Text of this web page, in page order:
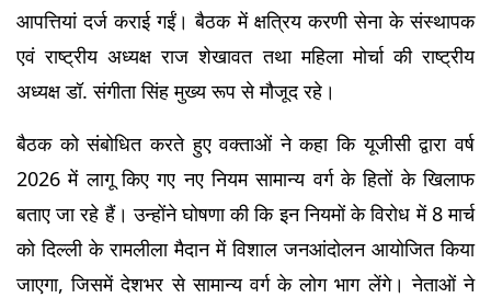
आपत्तियां दर्ज कराई गईं। बैठक में क्षत्रिय करणी सेना के संस्थापक
एवं राष्ट्रीय अध्यक्ष राज शेखावत तथा महिला मोर्चा की राष्ट्रीय
अध्यक्ष डॉ. संगीता सिंह मुख्य रूप से मौजूद रहे।
बैठक को संबोधित करते हुए वक्ताओं ने कहा कि यूजीसी द्वारा वर्ष
2026 में लागू किए गए नए नियम सामान्य वर्ग के हितों के खिलाफ
बताए जा रहे हैं। उन्होंने घोषणा की कि इन नियमों के विरोध में 8 मार्च
को दिल्ली के रामलीला मैदान में विशाल जनआंदोलन आयोजित किया
जाएगा, जिसमें देशभर से सामान्य वर्ग के लोग भाग लेंगे। नेताओं ने